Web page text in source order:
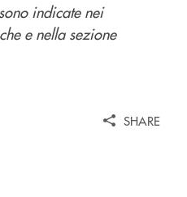
indicate nei
e nella sezione
SHARE